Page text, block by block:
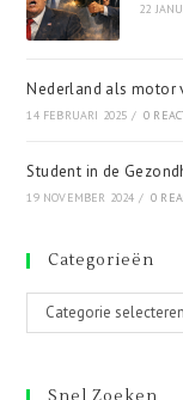
22
Nederland als motor
14 FEBRUARI 2025 / 0
Student in de
19 NOVEMBER 2024 / 0
Categorieën
Categorieën
Categorie selecteren